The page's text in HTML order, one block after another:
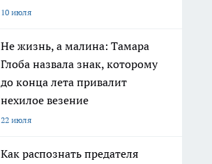
10 июля
Не жизнь, а малина: Тамара
Глоба назвала знак, которому
до конца лета привалит
нехилое везение
22 июля
Как распознать предателя